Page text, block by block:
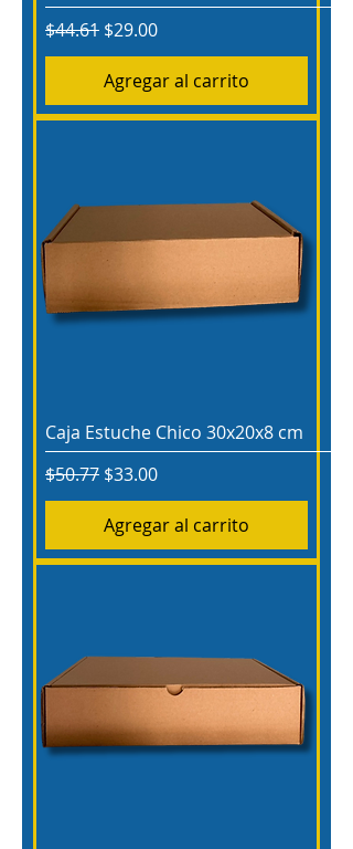
Precio
$44.61 Precio de oferta
$29.00
Agregar al carrito
Caja Estuche Chico 30x20x8 cm
Precio
$50.77 Precio de oferta
$33.00
Agregar al carrito